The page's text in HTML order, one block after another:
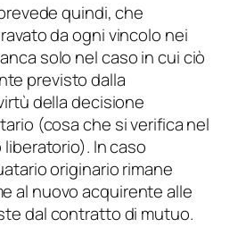
quindi, che
da ogni vincolo nei
solo nel caso in cui ciò
previsto dalla
della decisione
(cosa che si verifica nel
liberatorio). In caso
originario rimane
al nuovo acquirente alle
dal contratto di mutuo.